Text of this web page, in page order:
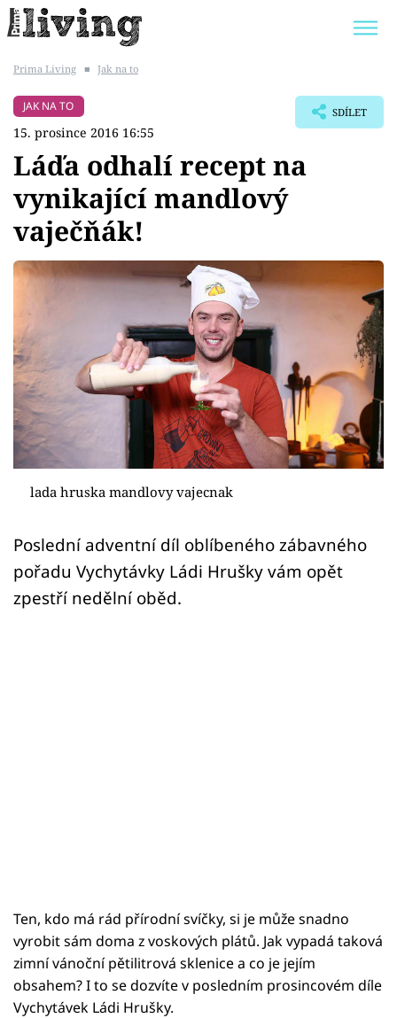
BYDLENÍ SLAVNÝCH
Témata
Bydlení
Zahrada
Design
Sledujte prima+
Přihlášení
Prima Living ■ Jak na to
JAK NA TO
15. prosince 2016 16:55
SDÍLET
Láďa odhalí recept na
vynikající mandlový
vaječňák!
lada hruska mandlovy vajecnak
Poslední adventní díl oblíbeného zábavného
pořadu Vychytávky Ládi Hrušky vám opět
zpestří nedělní oběd.
Ten, kdo má rád přírodní svíčky, si je může snadno
vyrobit sám doma z voskových plátů. Jak vypadá taková
zimní vánoční pětilitrová sklenice a co je jejím
obsahem? I to se dozvíte v posledním prosincovém díle
Vychytávek Ládi Hrušky.